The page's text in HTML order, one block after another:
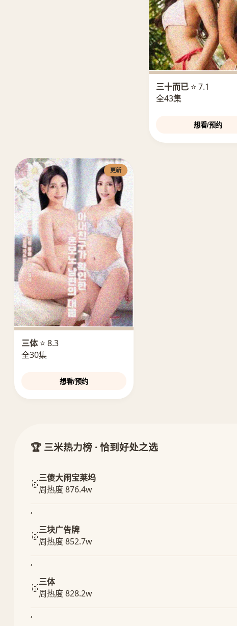
三十而已⭐ 7.1
全43集
想看/预约
更新
三体⭐ 8.3
全30集
想看/预约
🏆 三米热力榜 · 恰到好处之选
🥇
三傻大闹宝莱坞
周热度 876.4w
,
🥈
三块广告牌
周热度 852.7w
,
🥉
三体
周热度 828.2w
,